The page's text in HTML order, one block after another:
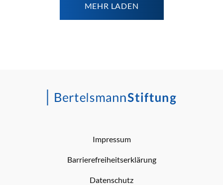
MEHR LADEN
Impressum
Barrierefreiheitserklärung
Datenschutz